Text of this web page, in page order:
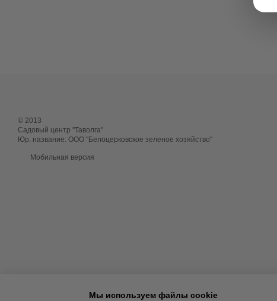
© 2013
Садовый центр "Таволга"
Юр. название: ООО "Белоцерковское зеленое хозяйство"
Мобильная версия
Мы используем файлы cookie